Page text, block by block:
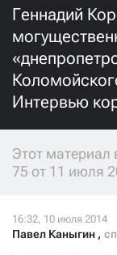
Геннадий
Интервью
Этот
75 от 11 июля
Павел Каныгин ,
3000
500
Нажимая кнопку